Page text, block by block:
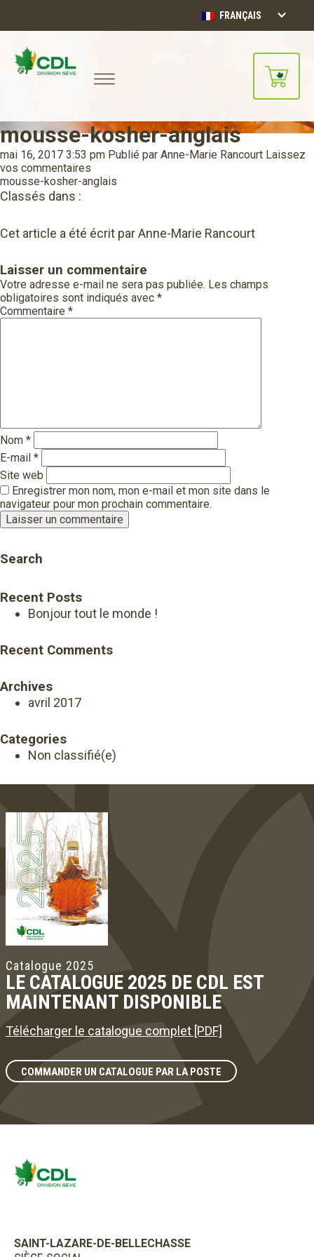
FRANÇAIS
Notre site d'achats en ligne sera
bientôt disponible!!
Merci de votre compréhension.
CONTINUER
mousse-kosher-anglais
mai 16, 2017 3:53 pm Publié par Anne-Marie Rancourt Laissez
vos commentaires
mousse-kosher-anglais
Classés dans :
Cet article a été écrit par Anne-Marie Rancourt
Laisser un commentaire
Votre adresse e-mail ne sera pas publiée. Les champs
obligatoires sont indiqués avec *
Commentaire *
Nom *
E-mail *
Site web
Enregistrer mon nom, mon e-mail et mon site dans le
navigateur pour mon prochain commentaire.
Search
Recent Posts
Bonjour tout le monde !
Recent Comments
Archives
avril 2017
Categories
Non classifié(e)
Catalogue 2025
LE CATALOGUE 2025 DE CDL EST
MAINTENANT DISPONIBLE
Télécharger le catalogue complet [PDF]
COMMANDER UN CATALOGUE PAR LA POSTE
SAINT-LAZARE-DE-BELLECHASSE